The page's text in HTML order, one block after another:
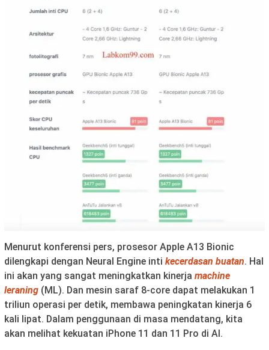
Menurut konferensi pers, prosesor Apple A13 Bionic
dilengkapi dengan Neural Engine inti kecerdasan buatan. Hal
ini akan yang sangat meningkatkan kinerja machine
leraning (ML). Dan mesin saraf 8-core dapat melakukan 1
triliun operasi per detik, membawa peningkatan kinerja 6
kali lipat. Dalam penggunaan di masa mendatang, kita
akan melihat kekuatan iPhone 11 dan 11 Pro di AI.